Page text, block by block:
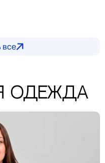
одежда